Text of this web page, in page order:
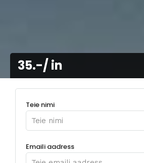
35.-/ in
Teie nimi
Emaili aadress